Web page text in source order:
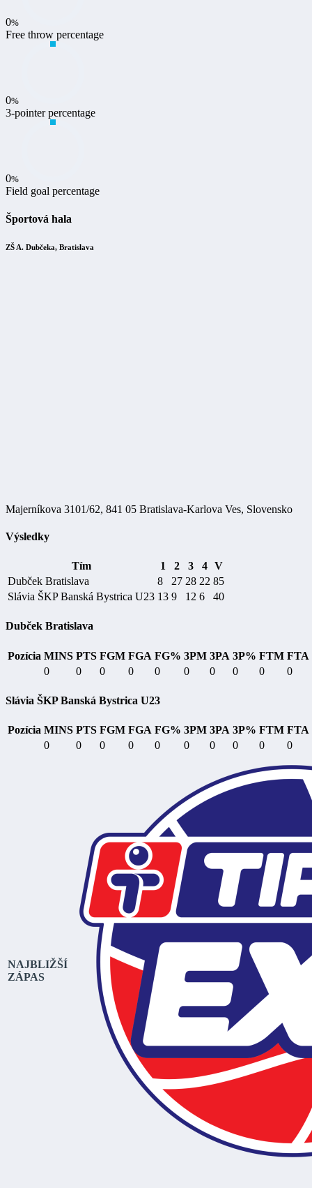
0%
Free throw percentage
0%
3-pointer percentage
0%
Field goal percentage
Športová hala
ZŠ A. Dubčeka, Bratislava
Majerníkova 3101/62, 841 05 Bratislava-Karlova Ves, Slovensko
Výsledky
Tím 1 2 3 4 V
Dubček Bratislava
8 27 28 22 85
Slávia ŠKP Banská Bystrica U23 13 9 12 6 40
Dubček Bratislava
Pozícia MINS PTS FGM FGA FG% 3PM 3PA 3P% FTM FTA
0
0 0 0 0 0 0 0 0 0
Slávia ŠKP Banská Bystrica U23
Pozícia MINS PTS FGM FGA FG% 3PM 3PA 3P% FTM FTA
0
0 0 0 0 0 0 0 0 0
NAJBLIŽŠÍ
ZÁPAS